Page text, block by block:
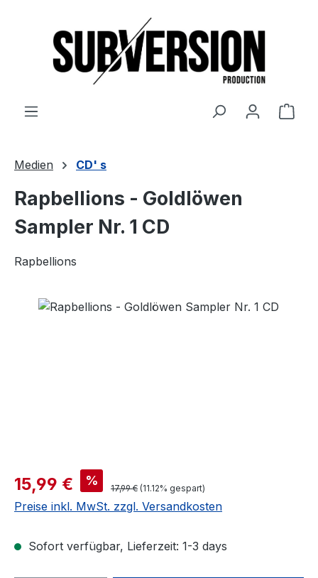
Medien CD' s
Rapbellions - Goldlöwen
Sampler Nr. 1 CD
Rapbellions
Bildergalerie überspringen
Verkaufspreis:
15,99 € % Regulärer Preis:
17,99 € (11.12% gespart)
Preise inkl. MwSt. zzgl. Versandkosten
Sofort verfügbar, Lieferzeit: 1-3 days